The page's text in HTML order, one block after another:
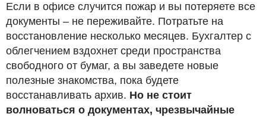
Если в офисе случится пожар и вы потеряете все
документы – не переживайте. Потратьте на
восстановление несколько месяцев. Бухгалтер с
облегчением вздохнет среди пространства
свободного от бумаг, а вы заведете новые
полезные знакомства, пока будете
восстанавливать архив. Но не стоит
волноваться о документах, чрезвычайные